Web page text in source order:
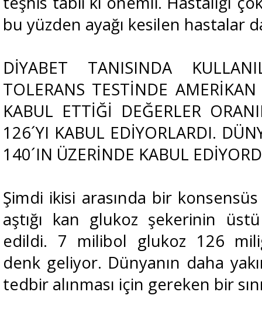
bu yüzden ayağı kesilen hastalar
DİYABET TANISINDA
TOLERANS TESTİNDE
KABUL ETTİĞİ DEĞERLER
126´YI KABUL EDİYORLARDI.
140´IN ÜZERİNDE KABUL
Şimdi ikisi arasında bir
aştığı kan glukoz şekerinin
edildi. 7 milibol glukoz 126
denk geliyor. Dünyanın daha
tedbir alınması için gereken bir